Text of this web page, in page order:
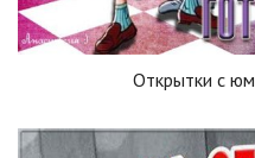
Открытки с